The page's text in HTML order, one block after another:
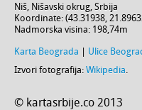
Niš, Nišavski okrug, Srbija
Koordinate: (43.31938,
Nadmorska visina: 198,74m
Karta Beograda Ulice
Izvori fotografija: Wikipedia.
© kartasrbije.co 2013